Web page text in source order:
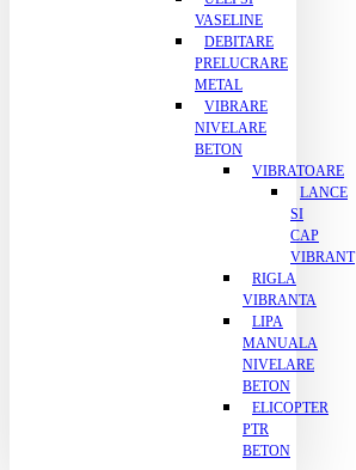
VASELINE
DEBITARE
PRELUCRARE
METAL
VIBRARE
NIVELARE
BETON
VIBRATOARE
LANCE
SI
CAP
VIBRANT
RIGLA
VIBRANTA
LIPA
MANUALA
NIVELARE
BETON
ELICOPTER
PTR
BETON